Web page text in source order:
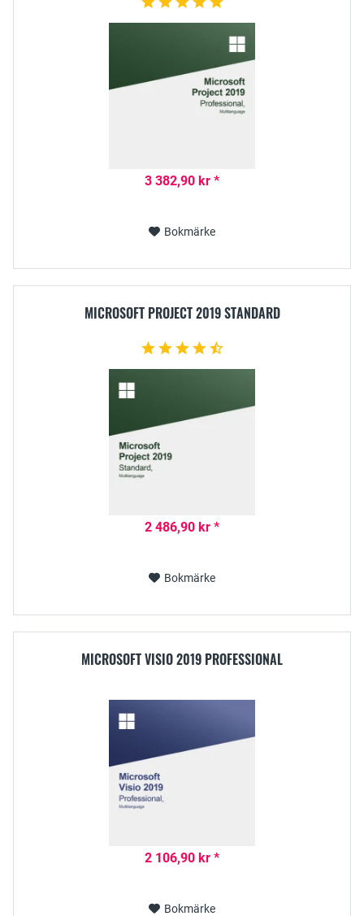
3 382,90 kr *
Bokmärke
MICROSOFT PROJECT 2019 STANDARD
2 486,90 kr *
Bokmärke
MICROSOFT VISIO 2019 PROFESSIONAL
2 106,90 kr *
Bokmärke